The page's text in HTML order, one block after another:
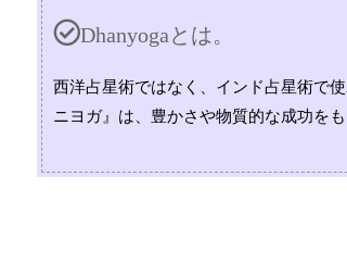
Dhanyogaとは。
西洋占星術ではなく、インド占星術で
ニヨガ』は、豊かさや物質的な成功を